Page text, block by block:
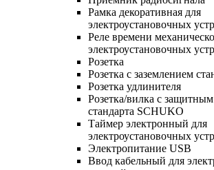
Рамка декоративная для
электроустановочных
Реле времени
электроустановочных
Розетка
Розетка с заземлением
Розетка удлинителя
Розетка/вилка с
стандарта SCHUKO
Таймер электронный для
электроустановочных
Электропитание USB
Ввод кабельный для